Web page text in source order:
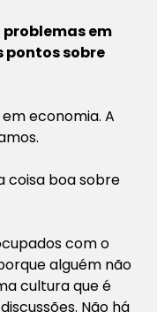
problemas em
pontos sobre
economia. A
coisa boa sobre
com o
alguém não
cultura que é
Não há